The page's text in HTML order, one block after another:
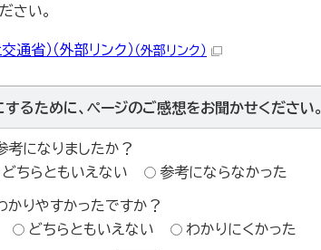
さい。
通省）（外部リンク） （外部リンク）
するために、ページのご感想をお聞かせください。
考になりましたか？
どちらともいえない 参考にならなかった
かりやすかったですか？
どちらともいえない わかりにくかった